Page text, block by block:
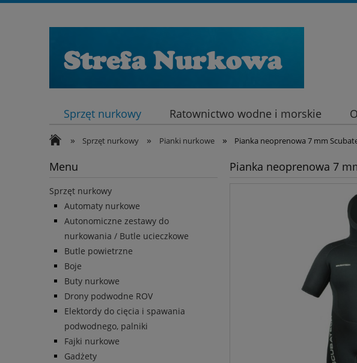
Sprzęt nurkowy Ratownictwo wodne i morskie
» Sprzęt nurkowy » Pianki nurkowe » Pianka neoprenowa 7 mm
Menu
Sprzęt nurkowy
Automaty nurkowe
Autonomiczne zestawy do
nurkowania / Butle ucieczkowe
Butle powietrzne
Boje
Buty nurkowe
Drony podwodne ROV
Elektordy do cięcia i spawania
podwodnego, palniki
Fajki nurkowe
Gadżety
Pianka neoprenowa 7